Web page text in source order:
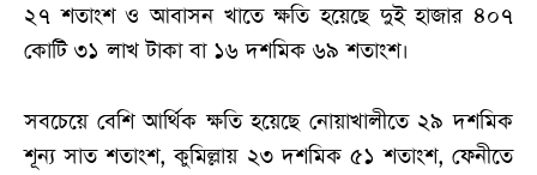
২৭ শতাংশ ও আবাসন খাতে ক্ষতি হয়েছে দুই হাজার ৪০৭
কোটি ৩১ লাখ টাকা বা ১৬ দশমিক ৬৯ শতাংশ।
সবচেয়ে বেশি আর্থিক ক্ষতি হয়েছে নোয়াখালীতে ২৯ দশমিক
শূন্য সাত শতাংশ, কুমিল্লায় ২৩ দশমিক ৫১ শতাংশ, ফেনীতে